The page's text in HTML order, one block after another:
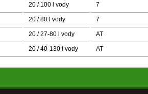
20 / 100 l vody 7
20 / 80 l vody 7
20 / 27-80 l vody AT
20 / 40-130 l vody AT